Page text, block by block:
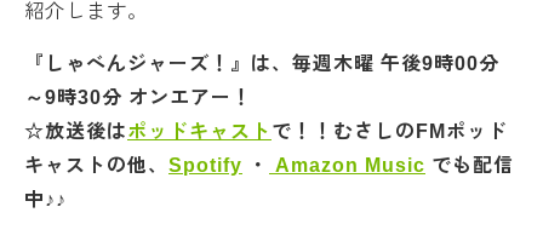
紹介します。
『しゃべんジャーズ！』は、毎週木曜 午後9時00分
～9時30分 オンエアー！
☆放送後はポッドキャスト で！！むさしのFMポッド
キャストの他、 Spotify ・ Amazon Music でも配信
中♪♪